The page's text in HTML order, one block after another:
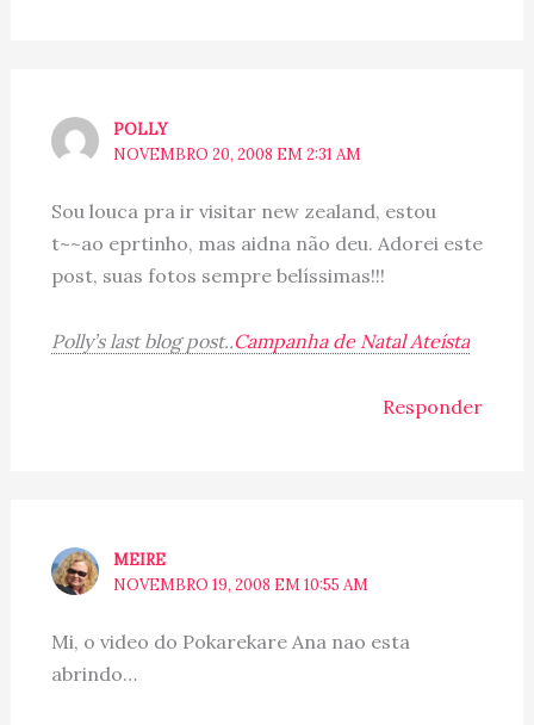
POLLY
NOVEMBRO 20, 2008 EM 2:31 AM
Sou louca pra ir visitar new zealand, estou
t~~ao eprtinho, mas aidna não deu. Adorei este
post, suas fotos sempre belíssimas!!!
Polly’s last blog post..Campanha de Natal Ateísta
Responder
MEIRE
NOVEMBRO 19, 2008 EM 10:55 AM
Mi, o video do Pokarekare Ana nao esta
abrindo…